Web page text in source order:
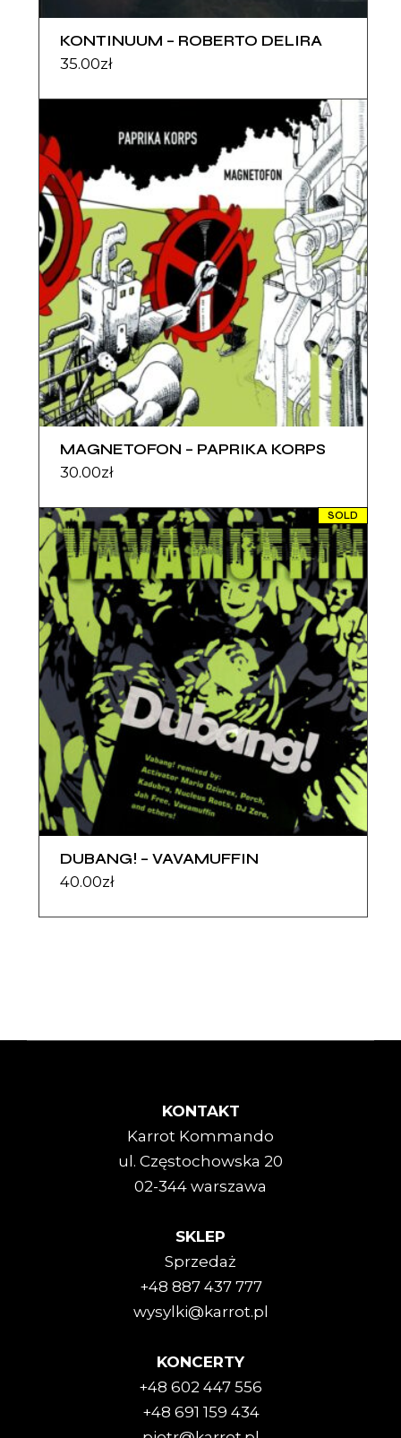
KONTINUUM – ROBERTO DELIRA
35.00zł
MAGNETOFON – PAPRIKA KORPS
30.00zł
SOLD
DUBANG! – VAVAMUFFIN
40.00zł
KONTAKT
Karrot Kommando
ul. Częstochowska 20
02-344 warszawa
SKLEP
Sprzedaż
+48 887 437 777
wysylki@karrot.pl
KONCERTY
+48 602 447 556
+48 691 159 434